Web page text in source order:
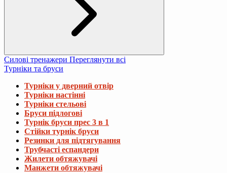
Силові тренажери Переглянути всі
Турніки та бруси
Турніки у дверний отвір
Турніки настінні
Турніки стельові
Бруси підлогові
Турнік бруси прес 3 в 1
Стійки турнік бруси
Резинки для підтягування
Трубчасті еспандери
Жилети обтяжувачі
Манжети обтяжувачі